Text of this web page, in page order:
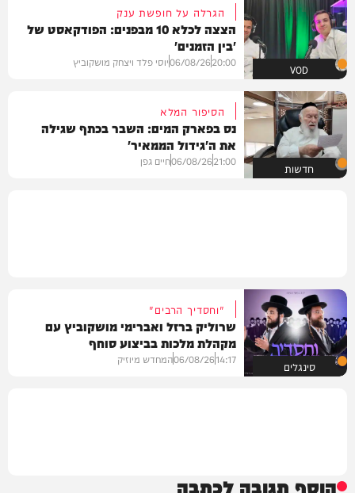
VOD
הגרלה על חופשת ענק
הצצה לכלא 10 מבפנים: הפודקאסט של
'בין הזמנים'
20:00
06/08/26יוסי פלד ויצחק מושקוביץ
חדשות
הסיפור המלא
נס בפארק המים: השבר בכתף שגילה
את ה'גידול הממאיר'
21:00
06/08/26חיים גפן
סינגלים
"וחסדיך הרבים"
שרוליק ברזל ואברימי מושקוביץ עם
מקהלת מלכות בביצוע סוחף
14:17
06/08/26המחדש מיוזיק
הוסף תגובה לכתבה